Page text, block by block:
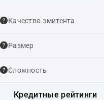
Качество эмитента
Размер
Сложность
Кредитные рейтинги